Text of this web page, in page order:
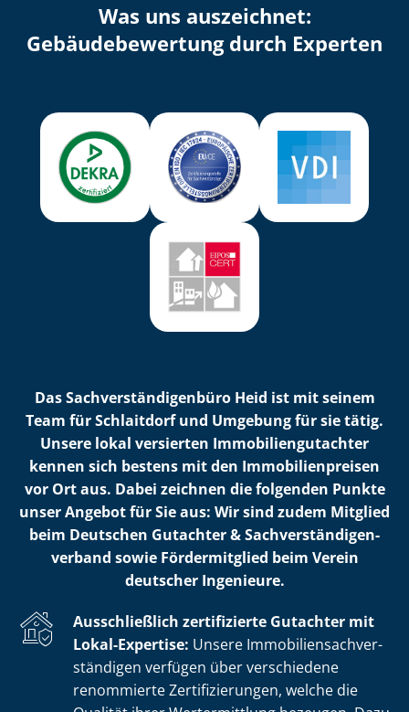
Was uns auszeichnet:
Ge­bäu­de­be­wer­tung durch Experten
Das Sach­ver­stän­di­gen­bü­ro Heid ist mit seinem
Team für Schlaitdorf und Umgebung für sie tätig.
Unsere lokal versierten Im­mo­bi­li­en­gut­ach­ter
kennen sich bestens mit den Im­mo­bi­li­en­prei­sen
vor Ort aus. Dabei zeichnen die folgenden Punkte
unser Angebot für Sie aus: Wir sind zudem Mitglied
beim Deutschen Gutachter & Sach­ver­stän­di­gen­
ver­band sowie Fördermitglied beim Verein
deutscher Ingenieure.
Ausschließlich zertifizierte Gutachter mit
Lokal-Expertise: Unsere Im­mo­bi­li­en­sach­ver­
stän­di­gen verfügen über verschiedene
renommierte Zer­ti­fi­zie­run­gen, welche die